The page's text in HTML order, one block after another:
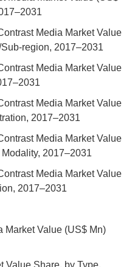
Media Market Value
region, 2017–2031
Media Market Value
Media Market Value
2017–2031
Media Market Value
2017–2031
Media Market Value
2017–2031
Market Value (US$ Mn)
Value Share, by Type,